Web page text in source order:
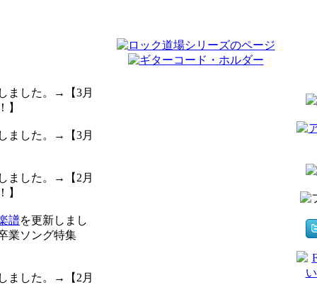
ました。→【3月
】
ました。→【3月
ました。→【2月
】
譜を更新しまし
業ソング特集
ました。→【2月